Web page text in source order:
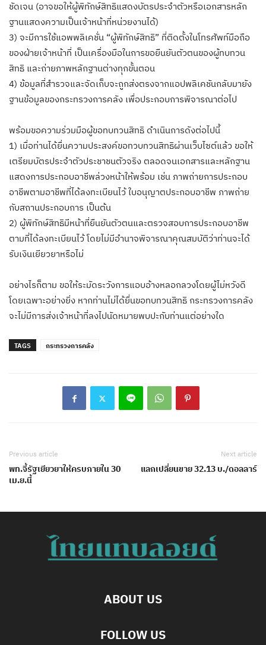
ชัดเจน (อาจขอให้ผู้พิทักษ์สิทธิแสดงบัตรประจำตัวหรือเอกสารหลัก
ฐานแสดงความเป็นเจ้าหน้าที่หน่วยงานได้)
3) จะมีการใช้แอพพลิเคชั่น “ผู้พิทักษ์สิทธิ” ที่ติดตั้งในโทรศัพท์มือถือ
ของฝ่ายเจ้าหน้าที่ เป็นเครื่องมือในการขอยืนยันตัวตนของผู้ทบทวน
สิทธิ และถ่ายภาพหลักฐานต่างทุกขั้นตอน
4) ข้อมูลที่สำรวจและจัดเก็บจะถูกส่งตรงจากแอปพลิเคชันกลับมายัง
ฐานข้อมูลของกระทรวงการคลัง เพื่อประกอบการพิจารณาต่อไป
พร้อมขอความร่วมมือผู้ขอทบทวนสิทธิ ดำเนินการดังต่อไปนี้
1) เมื่อท่านได้ยื่นความประสงค์ขอทวบทวนสิทธิผ่านเว็บไซต์แล้ว ขอให้
เตรียมบัตรประจำตัวประชาชนตัวจริง ตลอดจนเอกสารและหลักฐาน
แสดงการประกอบอาชีพล่วงหน้าให้พร้อม เช่น ภาพถ่ายการประกอบ
อาชีพตามอาชีพที่ได้ลงทะเบียนไว้ ใบอนุญาตประกอบอาชีพ ภาพถ่าย
กับสถานประกอบการ เป็นต้น
2) ผู้พิทักษ์สิทธิมีหน้าที่ยืนยันตัวตนและตรวจสอบการประกอบอาชีพ
ตามที่ได้ลงทะเบียนไว้ โดยไม่มีอำนาจพิจารณาคุณสมบัติว่าท่านจะได้
รับเงินเยียวยาหรือไม่
อย่างไรก็ตาม ขอให้ระมัดระวังการแอบอ้างหลอกลวงโดยผู้ไม่หวังดี
โดยเฉพาะอย่างยิ่ง หากท่านไม่ได้ยื่นขอทบทวนสิทธิ กระทรวงการคลัง
จะไม่มีการส่งเจ้าหน้าที่ลงไปนัดหมายพบปะกับท่านแต่อย่างใด
TAGS กระทรวงการคลัง
Previous article
พท.จี้รัฐเยียวยาให้ครบภายใน 30
เม.ย.นี้
Next article
แลกเปลี่ยนขาย 32.13 บ./ดอลลาร์
ABOUT US
FOLLOW US